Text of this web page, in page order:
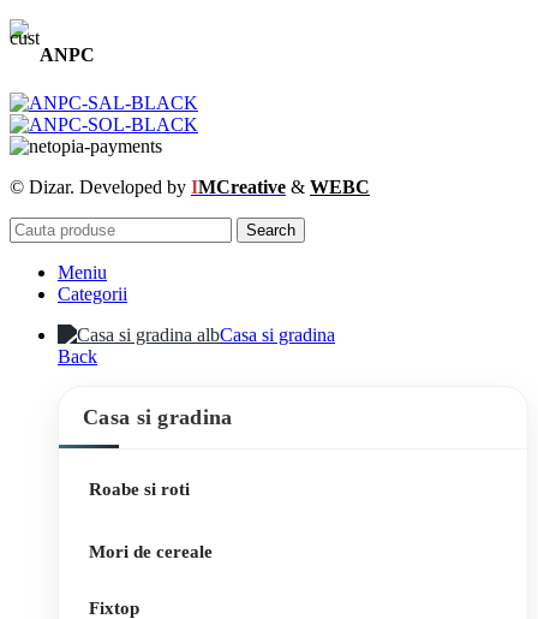
ANPC
© Dizar. Developed by IMCreative & WEBC
Search
Meniu
Categorii
Casa si gradina
Back
Casa si gradina
Roabe si roti
Mori de cereale
Fixtop